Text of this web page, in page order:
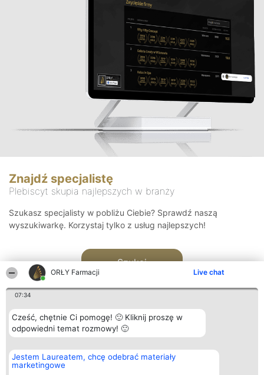
ORŁY Farmacji Live chat
07:34
Cześć, chętnie Ci pomogę! 🙂 Kliknij proszę w
odpowiedni temat rozmowy! 🙂
Jestem Laureatem, chcę odebrać materiały
marketingowe
Znajdź specjalistę
Plebiscyt skupia najlepszych w branży
Szukasz specjalisty w pobliżu Ciebie? Sprawdź naszą
wyszukiwarkę. Korzystaj tylko z usług najlepszych!
Szukaj
Organizator plebiscytu
Bright Side Solutions sp. z o.
o. sp. k.
Plebiscyt
Laureaci
Kontakt
Kontakt